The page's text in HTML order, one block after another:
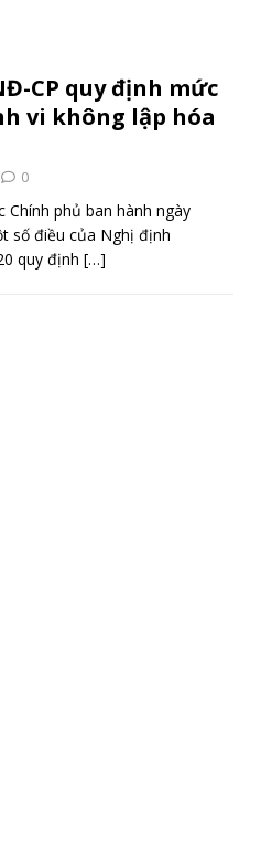
CP quy định mức
vi không lập hóa
0
phủ ban hành ngày
số điều của Nghị định
quy định […]